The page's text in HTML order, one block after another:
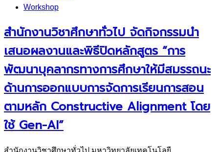
Workshop
สำนักงานวิชาศึกษาทั่วไป จัดกิจกรรมนำ
เสนอผลงานและพิธีปิดหลักสูตร “การ
พัฒนาบุคลากรทางการศึกษาให้มีสมรรถนะ
ด้านการออกแบบการจัดการเรียนการสอน
ตามหลัก Constructive Alignment โดย
ใช้ Gen-AI”